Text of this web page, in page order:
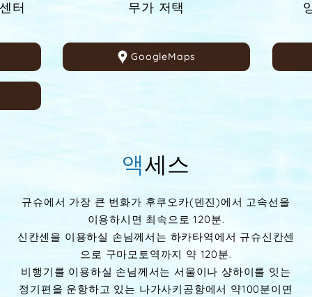
잉어가 헤엄치는 마을
GoogleMaps
액세스
규슈에서 가장 큰 번화가 후쿠오카(덴진)에서 고속선을
이용하시면 최속으로 120분.
신칸센을 이용하실 손님께서는 하카타역에서 규슈신칸센
으로 구마모토역까지 약 120분.
비행기를 이용하실 손님께서는 서울이나 샹하이를 잇는
정기편을 운항하고 있는 나가사키공항에서 약100분이면